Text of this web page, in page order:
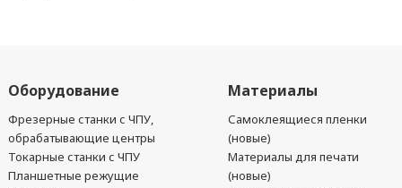
Оборудование
Фрезерные станки с ЧПУ,
обрабатывающие центры
Токарные станки с ЧПУ
Планшетные режущие
Материалы
Самоклеящиеся пленки
(новые)
Материалы для печати
(новые)